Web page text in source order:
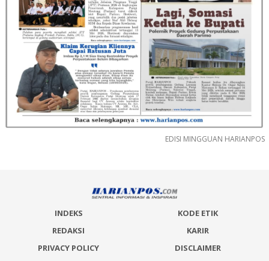
EDISI MINGGUAN HARIANPOS
INDEKS
KODE ETIK
REDAKSI
KARIR
PRIVACY POLICY
DISCLAIMER